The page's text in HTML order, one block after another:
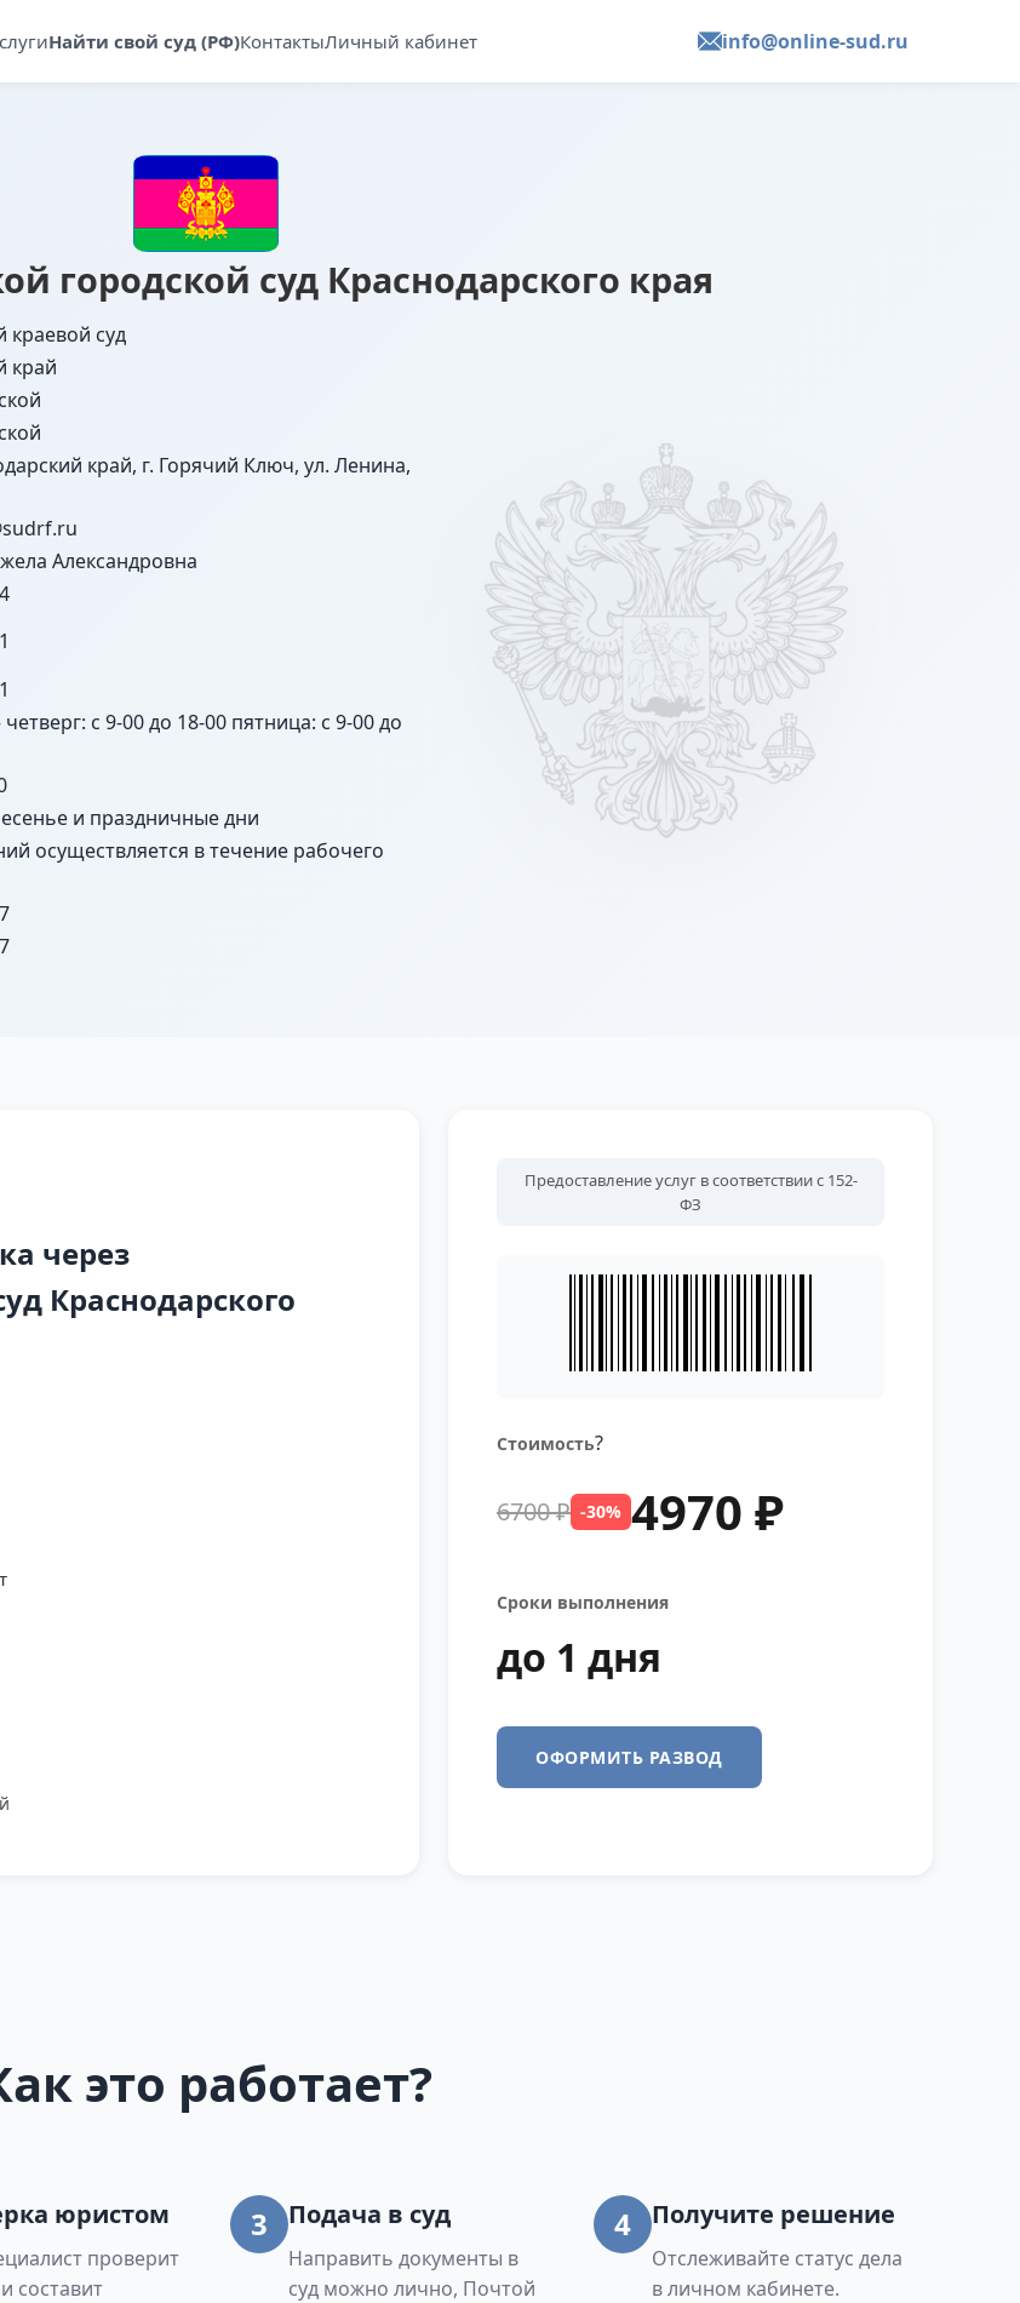
Найти свой суд (РФ)КонтактыЛичный кабинет info@online-sud.ru
городской суд Краснодарского края
краевой суд
край
край, г. Горячий Ключ, ул. Ленина,
Александровна
с 9-00 до 18-00 пятница: с 9-00 до
и праздничные дни
осуществляется в течение рабочего
через
Краснодарского
Предоставление услуг в соответствии с 152-
ФЗ
Стоимость?
6700 ₽ -30% 4970 ₽
Сроки выполнения
до 1 дня
ОФОРМИТЬ РАЗВОД
это работает?
юристом
проверит
составит
3 Подача в суд
Направить документы в
суд можно лично, Почтой
4 Получите решение
Отслеживайте статус дела
в личном кабинете.